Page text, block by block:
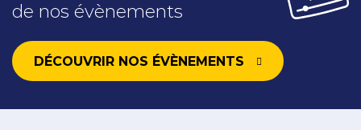
de nos évènements
DÉCOUVRIR NOS ÉVÈNEMENTS